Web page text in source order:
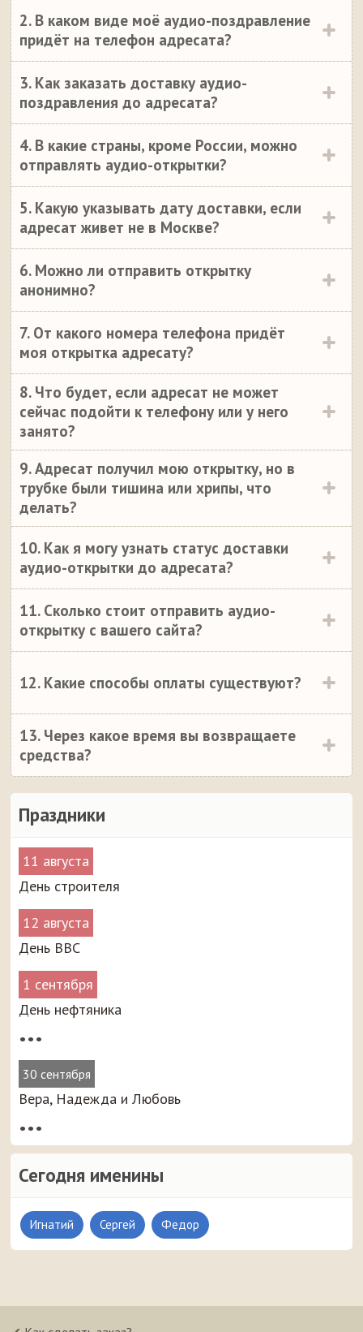
Праздники
11 августа
День строителя
12 августа
День ВВС
1 сентября
День нефтяника
•••
30 сентября
Вера, Надежда и Любовь
•••
Сегодня именины
Игнатий Сергей Федор
2. В каком виде моё аудио-поздравление
придёт на телефон адресата?
3. Как заказать доставку аудио-
поздравления до адресата?
4. В какие страны, кроме России, можно
отправлять аудио-открытки?
5. Какую указывать дату доставки, если
адресат живет не в Москве?
6. Можно ли отправить открытку
анонимно?
7. От какого номера телефона придёт
моя открытка адресату?
8. Что будет, если адресат не может
сейчас подойти к телефону или у него
занято?
9. Адресат получил мою открытку, но в
трубке были тишина или хрипы, что
делать?
10. Как я могу узнать статус доставки
аудио-открытки до адресата?
11. Сколько стоит отправить аудио-
открытку с вашего сайта?
12. Какие способы оплаты существуют?
13. Через какое время вы возвращаете
средства?